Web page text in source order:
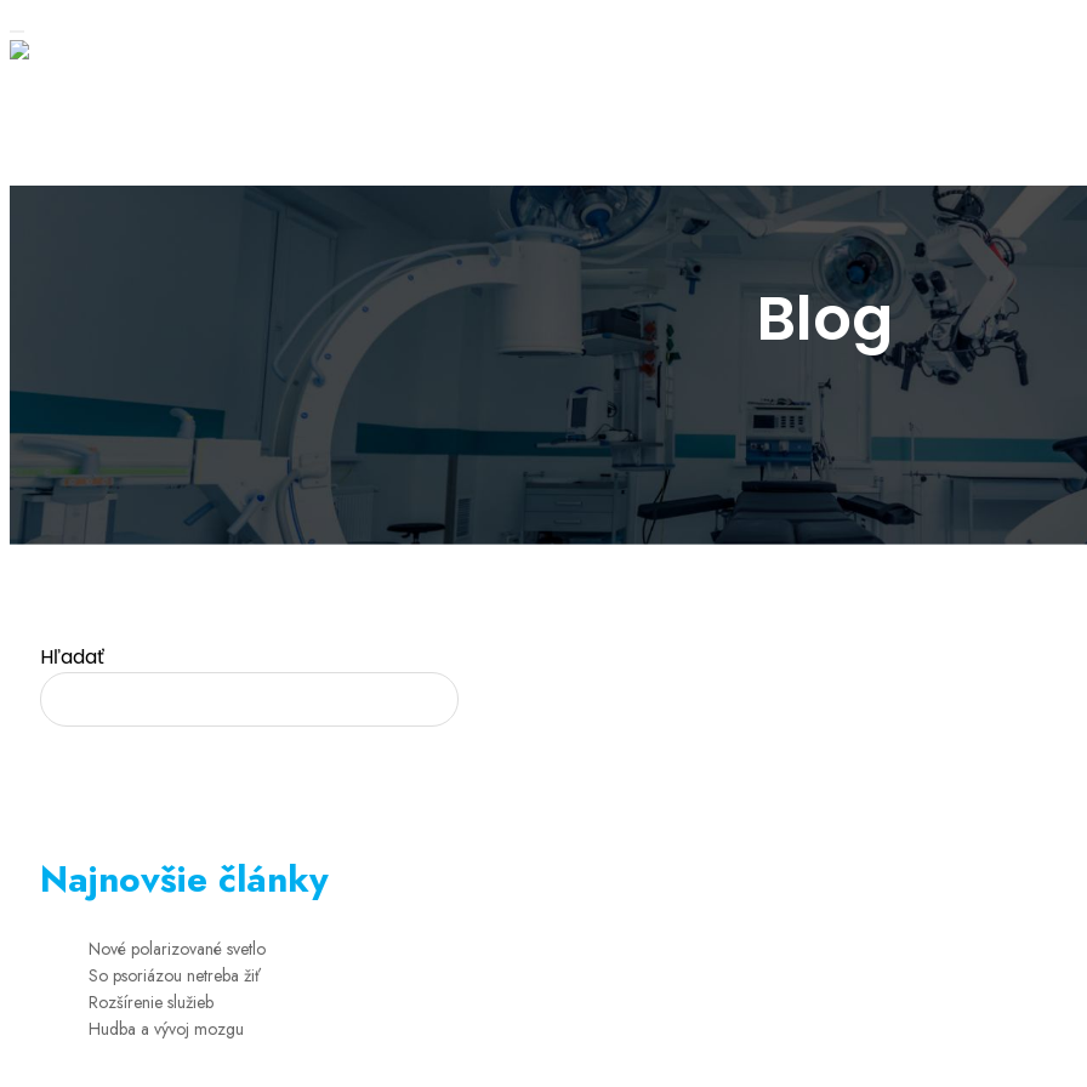
Blog
Hľadať
Najnovšie články
Nové polarizované svetlo
So psoriázou netreba žiť
Rozšírenie služieb
Hudba a vývoj mozgu